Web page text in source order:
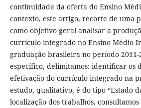
continuidade da oferta do Ensino
contexto, este artigo, recorte de uma
como objetivo geral analisar a
currículo integrado no Ensino Médio
graduação brasileira no período 2011-
específico, delimitamos: identificar os
efetivação do currículo integrado na
estudo, qualitativo, é do tipo “Estado
localização dos trabalhos, consultamos